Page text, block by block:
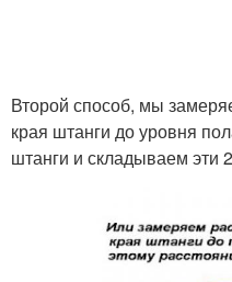
Второй способ, мы
края штанги до уровня
штанги и складываем эти